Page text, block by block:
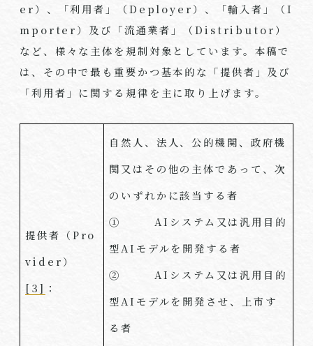
er）、「利用者」（Deployer）、「輸入者」（I
mporter）及び「流通業者」（Distributor）
など、様々な主体を規制対象としています。本稿で
は、その中で最も重要かつ基本的な「提供者」及び
「利用者」に関する規律を主に取り上げます。
提供者（Pro
vider）
[3] ：
自然人、法人、公的機関、政府機
関又はその他の主体であって、次
のいずれかに該当する者
① AI システム又は汎用目的
型AI モデルを開発する者
② AI システム又は汎用目的
型AI モデルを開発させ、上市す
る者